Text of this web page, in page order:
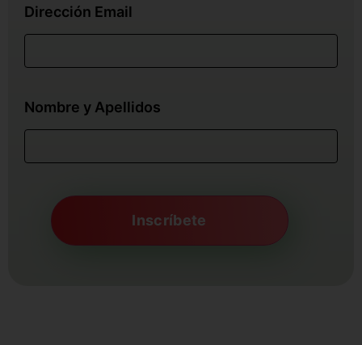
Dirección Email
Nombre y Apellidos